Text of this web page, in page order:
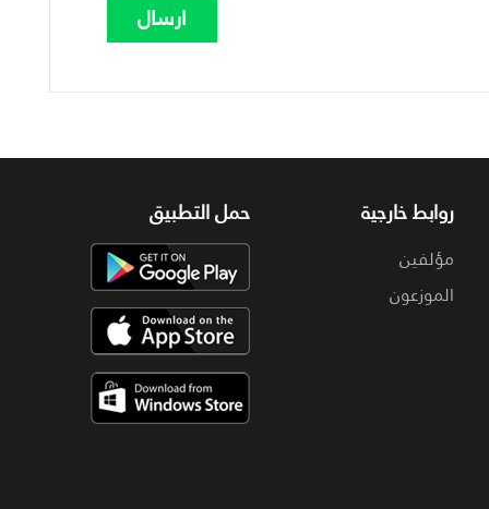
روابط خارجية
مؤلفين
الموزعون
حمل التطبيق